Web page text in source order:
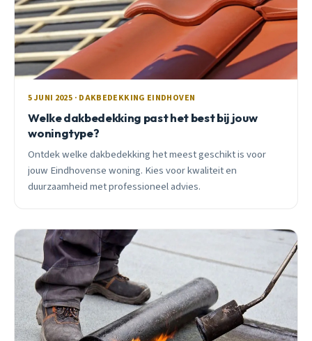
5 JUNI 2025 · DAKBEDEKKING EINDHOVEN
Welke dakbedekking past het best bij jouw
woningtype?
Ontdek welke dakbedekking het meest geschikt is voor
jouw Eindhovense woning. Kies voor kwaliteit en
duurzaamheid met professioneel advies.